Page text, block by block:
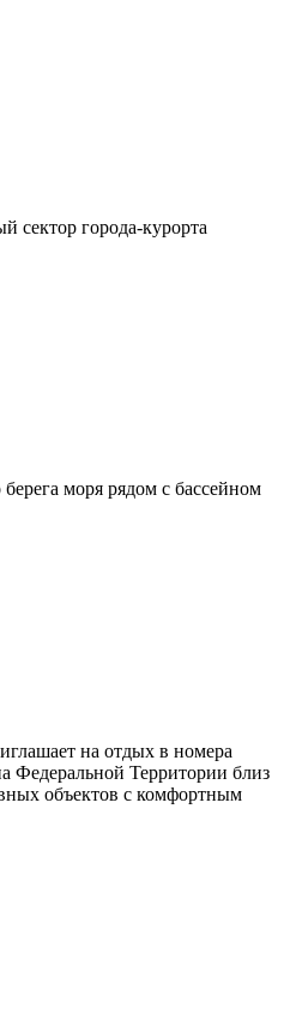
сектор города-курорта
моря рядом с бассейном
на отдых в номера
Федеральной Территории близ
объектов с комфортным